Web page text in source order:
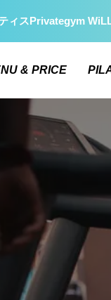
ィスPrivategym
& PRICE